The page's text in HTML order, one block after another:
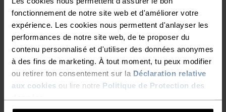
fonctionnement de notre site web et d'améliorer votre
expérience. Les cookies nous permettent d'anlayser les
performances de notre site web, de te proposer du
contenu personnalisé et d'utiliser des données anonymes
à des fins de marketing. À tout moment, tu peux modifier
ou retirer ton consentement sur la Déclaration relative
aux cookies ou lire notre Politique de Protection des
RAPIDE COMME L'ÉCLAIR,
LÉGER COMME L'AIR
Vêtements de running techniques à séchage
rapide pour garder une longueur d'avance.